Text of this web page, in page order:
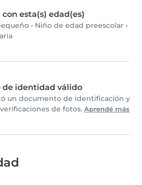
esta(s) edad(es)
• Niño de edad preescolar •
de identidad válido
un documento de identificación y
de fotos. Aprendé más